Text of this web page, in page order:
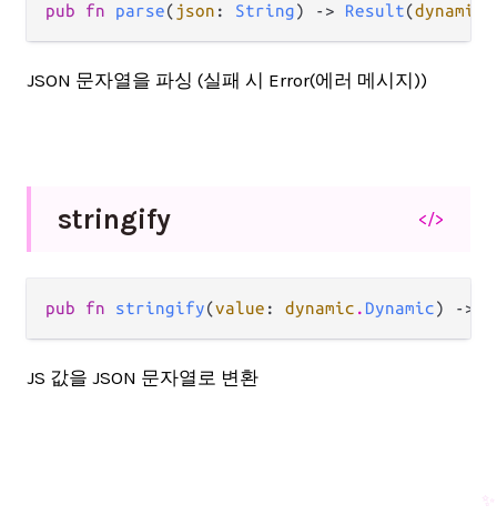
pub fn parse( json : String) -> Result(dynamic
JSON 문자열을 파싱 (실패 시 Error(에러 메시지))
stringify </>
pub fn stringify(value : dynamic . Dynamic) ->
JS 값을 JSON 문자열로 변환
✨